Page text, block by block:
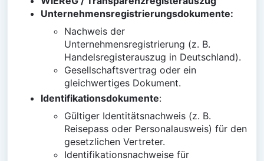
Unternehmensregistrierungsdokumente:
Nachweis der
Unternehmensregistrierung (z. B.
Handelsregisterauszug in Deutschland).
Gesellschaftsvertrag oder ein
gleichwertiges Dokument.
Identifikationsdokumente:
Gültiger Identitätsnachweis (z. B.
Reisepass oder Personalausweis) für den
gesetzlichen Vertreter.
Identifikationsnachweise für